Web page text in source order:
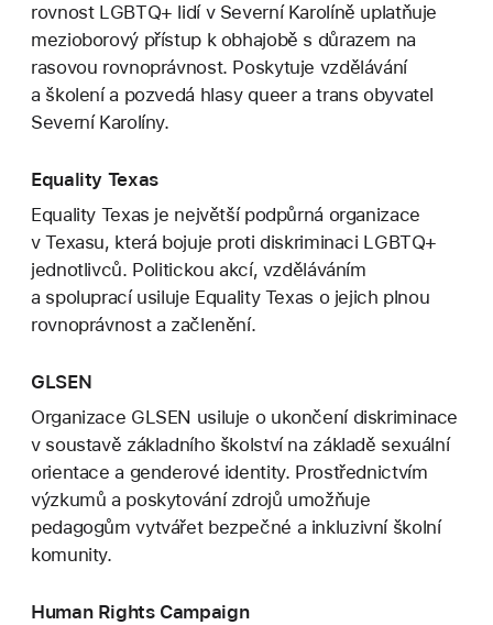
rovnost LGBTQ+ lidí v Severní Karolíně uplatňuje
mezioborový přístup k obhajobě s důrazem na
rasovou rovnoprávnost. Poskytuje vzdělávání
a školení a pozvedá hlasy queer a trans obyvatel
Severní Karolíny.
Equality Texas
Equality Texas je největší podpůrná organizace
v Texasu, která bojuje proti diskriminaci LGBTQ+
jednotlivců. Politickou akcí, vzděláváním
a spoluprací usiluje Equality Texas o jejich plnou
rovnoprávnost a začlenění.
GLSEN
Organizace GLSEN usiluje o ukončení diskriminace
v soustavě základního školství na základě sexuální
orientace a genderové identity. Prostřednictvím
výzkumů a poskytování zdrojů umožňuje
pedagogům vytvářet bezpečné a inkluzivní školní
komunity.
Human Rights Campaign